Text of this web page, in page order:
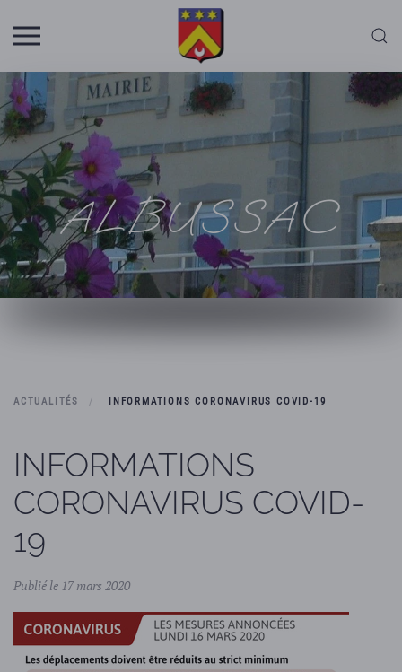
Skip to main content
ALBUSSAC
ACTUALITÉS INFORMATIONS CORONAVIRUS COVID-19
INFORMATIONS
CORONAVIRUS COVID-
19
Publié le 17 mars 2020